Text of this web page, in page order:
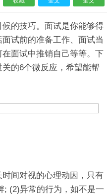
的技巧。面试是你能够得
试前的准备工作、面试当
面试中推销自己等等。下
的6个微反应，希望能帮
间对视的心理动因，只有
; (2)异常的行为，如不是一